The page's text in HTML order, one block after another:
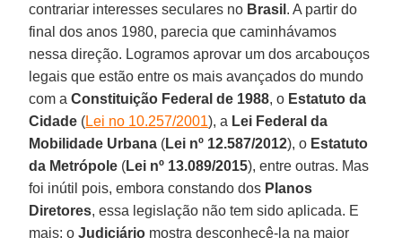
contrariar interesses seculares no Brasil . A partir do
final dos anos 1980, parecia que caminhávamos
nessa direção. Logramos aprovar um dos arcabouços
legais que estão entre os mais avançados do mundo
com aConstituição Federal de 1988, o Estatuto da
Cidade (Lei no 10.257/2001), a Lei Federal da
Mobilidade Urbana (Lei nº 12.587/2012), o Estatuto
da Metrópole (Lei nº 13.089/2015), entre outras. Mas
foi inútil pois, embora constando dos Planos
Diretores, essa legislação não tem sido aplicada. E
mais: oJudiciário mostra desconhecê-la na maior